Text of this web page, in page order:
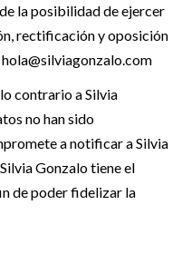
la posibilidad de ejercer
rectificación y oposición
contrario a Silvia
no han sido
a notificar a Silvia
Gonzalo tiene el
de poder fidelizar la